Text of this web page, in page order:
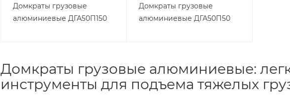
Домкраты грузовые
алюминиевые ДГА50П150
Домкраты грузовые
алюминиевые ДГА50П50
Домкраты грузовые алюминиевые:
инструменты для подъема тяжелых